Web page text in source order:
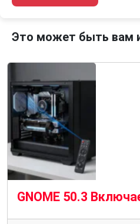
Это может быть вам